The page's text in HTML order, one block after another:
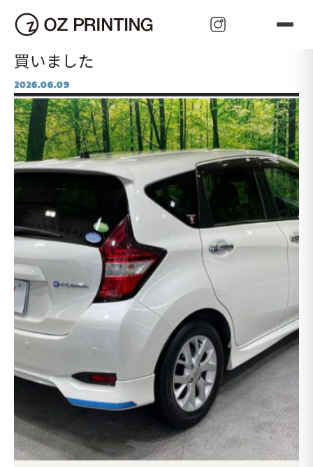
Oz Pioneer
Oz Present
Oz Perfect
Oz Press
Promotion
Oz Pace
Plan
Promise
Protect
Oz Prove
Oz Person
Oz Power
Purpose
Pleasant
Proactive
Oz Propagate
Oz Pioneer
Present
Oz Perfect
Paudora
HOME>スタッフブログ> 買いました
買いました
2026.06.09